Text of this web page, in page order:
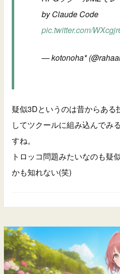
by Claude Code
pic.twitter.com/
— kotonoha*
疑似3Dというのは昔からある
してツクールに組み込んでみ
すね。
トロッコ問題みたいなのも疑
かも知れない(笑)